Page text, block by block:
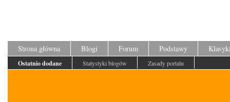
Strona główna Blogi Forum Podstawy
Ostatnio dodane Statystyki blogów Zasady portalu